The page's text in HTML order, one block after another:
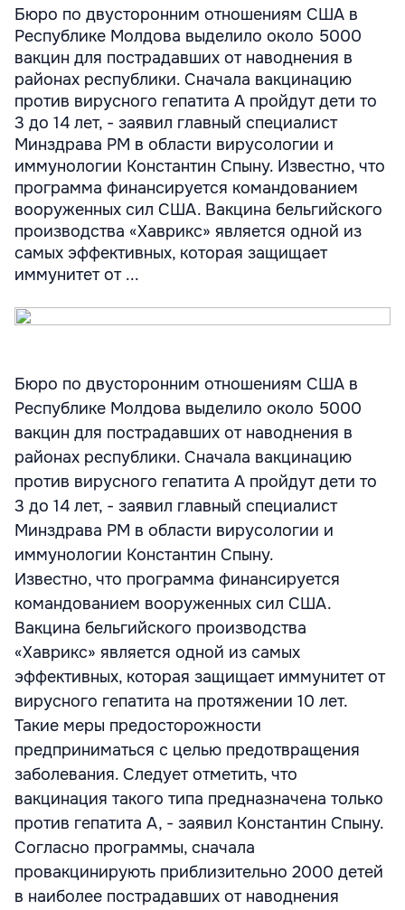
Бюро по двусторонним отношениям США в
Республике Молдова выделило около 5000
вакцин для пострадавших от наводнения в
районах республики. Сначала вакцинацию
против вирусного гепатита А пройдут дети то
3 до 14 лет, - заявил главный специалист
Минздрава РМ в области вирусологии и
иммунологии Константин Спыну. Известно, что
программа финансируется командованием
вооруженных сил США. Вакцина бельгийского
производства «Хаврикс» является одной из
самых эффективных, которая защищает
иммунитет от ...
Бюро по двусторонним отношениям США в
Республике Молдова выделило около 5000
вакцин для пострадавших от наводнения в
районах республики. Сначала вакцинацию
против вирусного гепатита А пройдут дети то
3 до 14 лет, - заявил главный специалист
Минздрава РМ в области вирусологии и
иммунологии Константин Спыну.
Известно, что программа финансируется
командованием вооруженных сил США.
Вакцина бельгийского производства
«Хаврикс» является одной из самых
эффективных, которая защищает иммунитет от
вирусного гепатита на протяжении 10 лет.
Такие меры предосторожности
предприниматься с целью предотвращения
заболевания. Следует отметить, что
вакцинация такого типа предназначена только
против гепатита А, - заявил Константин Спыну.
Согласно программы, сначала
провакцинирують приблизительно 2000 детей
в наиболее пострадавших от наводнения